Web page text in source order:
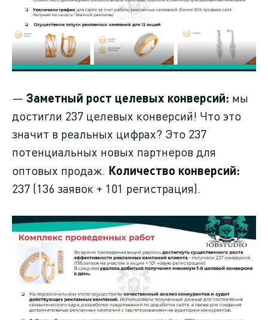
— Заметный рост целевых конверсий: мы
достигли 237 целевых конверсий! Что это
значит в реальных цифрах? Это 237
потенциальных новых партнеров для
оптовых продаж. Количество конверсий:
237 (136 заявок + 101 регистрация).